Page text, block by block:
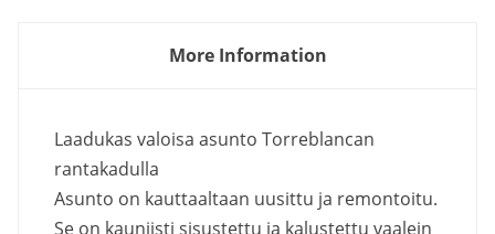
More Information
Laadukas valoisa asunto Torreblancan
rantakadulla
Asunto on kauttaaltaan uusittu ja remontoitu.
Se on kauniisti sisustettu ja kalustettu vaalein